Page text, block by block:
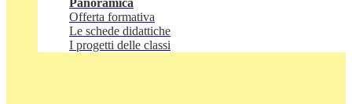
Panoramica
Offerta formativa
Le schede didattiche
I progetti delle classi